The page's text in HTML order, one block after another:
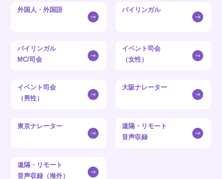
外国人・外国語 バイリンガル
バイリンガル
MC/司会
イベント司会
（女性）
イベント司会
（男性）
大阪ナレーター
東京ナレーター
遠隔・リモート
音声収録
遠隔・リモート
音声収録（海外）